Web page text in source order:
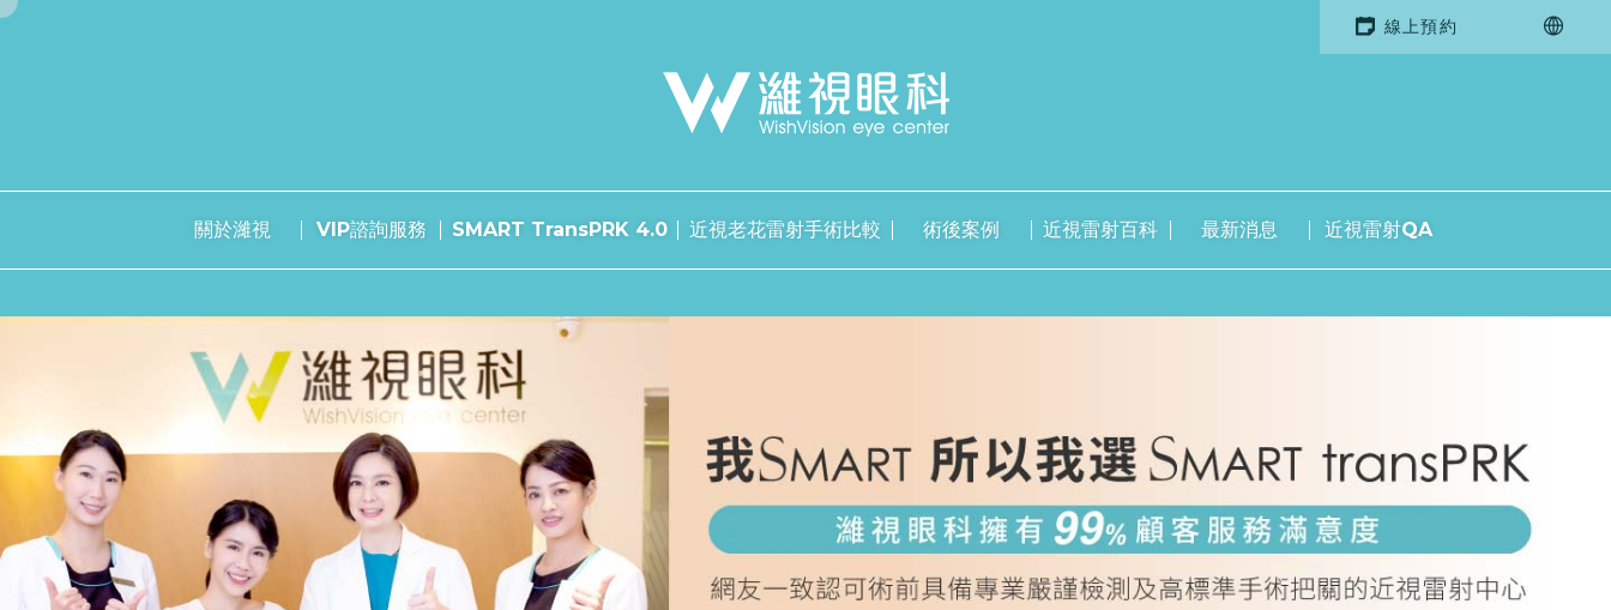
線上預約
關於濰視 VIP諮詢服務 SMART TransPRK 4.0 近視老花雷射手術比較 術後案例 近視雷射百科 最新消息 近視雷射QA